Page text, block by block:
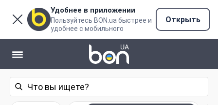
Удобнее в приложении
Пользуйтесь BON.ua быстрее и
удобнее с мобильного
Открыть